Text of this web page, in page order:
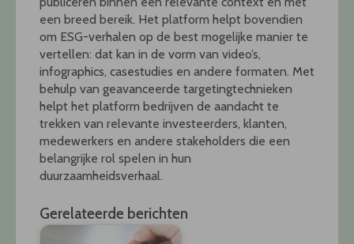
een breed bereik. Het platform helpt bovendien
om ESG-verhalen op de best mogelijke manier te
vertellen: dat kan in de vorm van video’s,
infographics, casestudies en andere formaten. Met
behulp van geavanceerde targetingtechnieken
helpt het platform bedrijven de aandacht te
trekken van relevante investeerders, klanten,
medewerkers en andere stakeholders die een
belangrijke rol spelen in hun
duurzaamheidsverhaal.
Gerelateerde berichten